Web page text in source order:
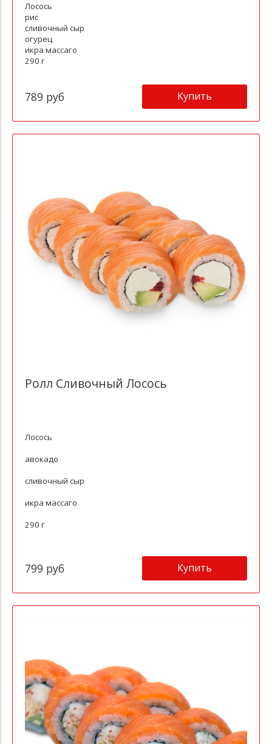
Лосось
рис
сливочный сыр
огурец
икра массаго
290 г
789 руб Купить
Ролл Сливочный Лосось
Лосось
авокадо
сливочный сыр
икра массаго
290 г
799 руб Купить